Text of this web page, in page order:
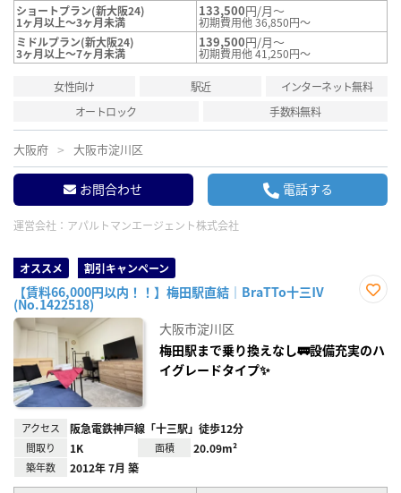
ショートプラン(新大阪24)
1ヶ月以上～3ヶ月未満
133,500円/月～
初期費用他 36,850円～
ミドルプラン(新大阪24)
3ヶ月以上～7ヶ月未満
139,500円/月～
初期費用他 41,250円～
女性向け 駅近
インターネット無料
オートロック
手数料無料
大阪府 大阪市淀川区
お問合わせ 電話する
運営会社： アパルトマンエージェント株式会社
オススメ 割引キャンペーン
【賃料66,000円以内！！】梅田駅直結｜BraTTo十三Ⅳ
(No.1422518)
録
大阪市淀川区
梅田駅まで乗り換えなし🚃設備充実のハ
イグレードタイプ✨
アクセス 阪急電鉄神戸線「十三駅」徒歩12分
間取り 1K 面積 20.09m²
築年数 2012年 7月 築